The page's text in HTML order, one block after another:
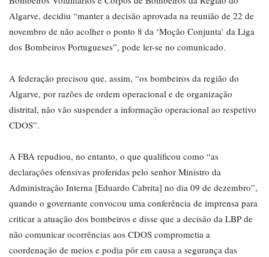
Algarve, decidiu “manter a decisão aprovada na reunião de 22 de
novembro de não acolher o ponto 8 da ‘Moção Conjunta’ da Liga
dos Bombeiros Portugueses”, pode ler-se no comunicado.
A federação precisou que, assim, “os bombeiros da região do
Algarve, por razões de ordem operacional e de organização
distrital, não vão suspender a informação operacional ao respetivo
CDOS”.
A FBA repudiou, no entanto, o que qualificou como “as
declarações ofensivas proferidas pelo senhor Ministro da
Administração Interna [Eduardo Cabrita] no dia 09 de dezembro”,
quando o governante convocou uma conferência de imprensa para
criticar a atuação dos bombeiros e disse que a decisão da LBP de
não comunicar ocorrências aos CDOS comprometia a
coordenação de meios e podia pôr em causa a segurança das